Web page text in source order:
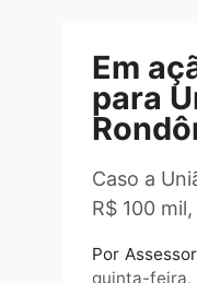
Em
para
Caso a
R$ 100